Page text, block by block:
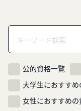
公的資格一覧
大学生におすす
女性におすすめ